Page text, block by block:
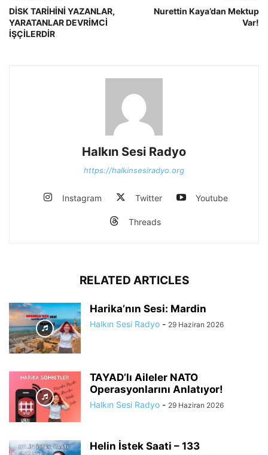
DİSK TARİHİNİ YAZANLAR,
YARATANLAR DEVRİMCİ
İŞÇİLERDİR
Nurettin Kaya’dan Mektup
Var!
Halkın Sesi Radyo
https://halkinsesiradyo.org
Instagram Twitter Youtube
Threads
RELATED ARTICLES
Harika’nın Sesi: Mardin
Halkın Sesi Radyo - 29 Haziran 2026
TAYAD’lı Aileler NATO
Operasyonlarını Anlatıyor!
Halkın Sesi Radyo - 29 Haziran 2026
Helin İstek Saati – 133